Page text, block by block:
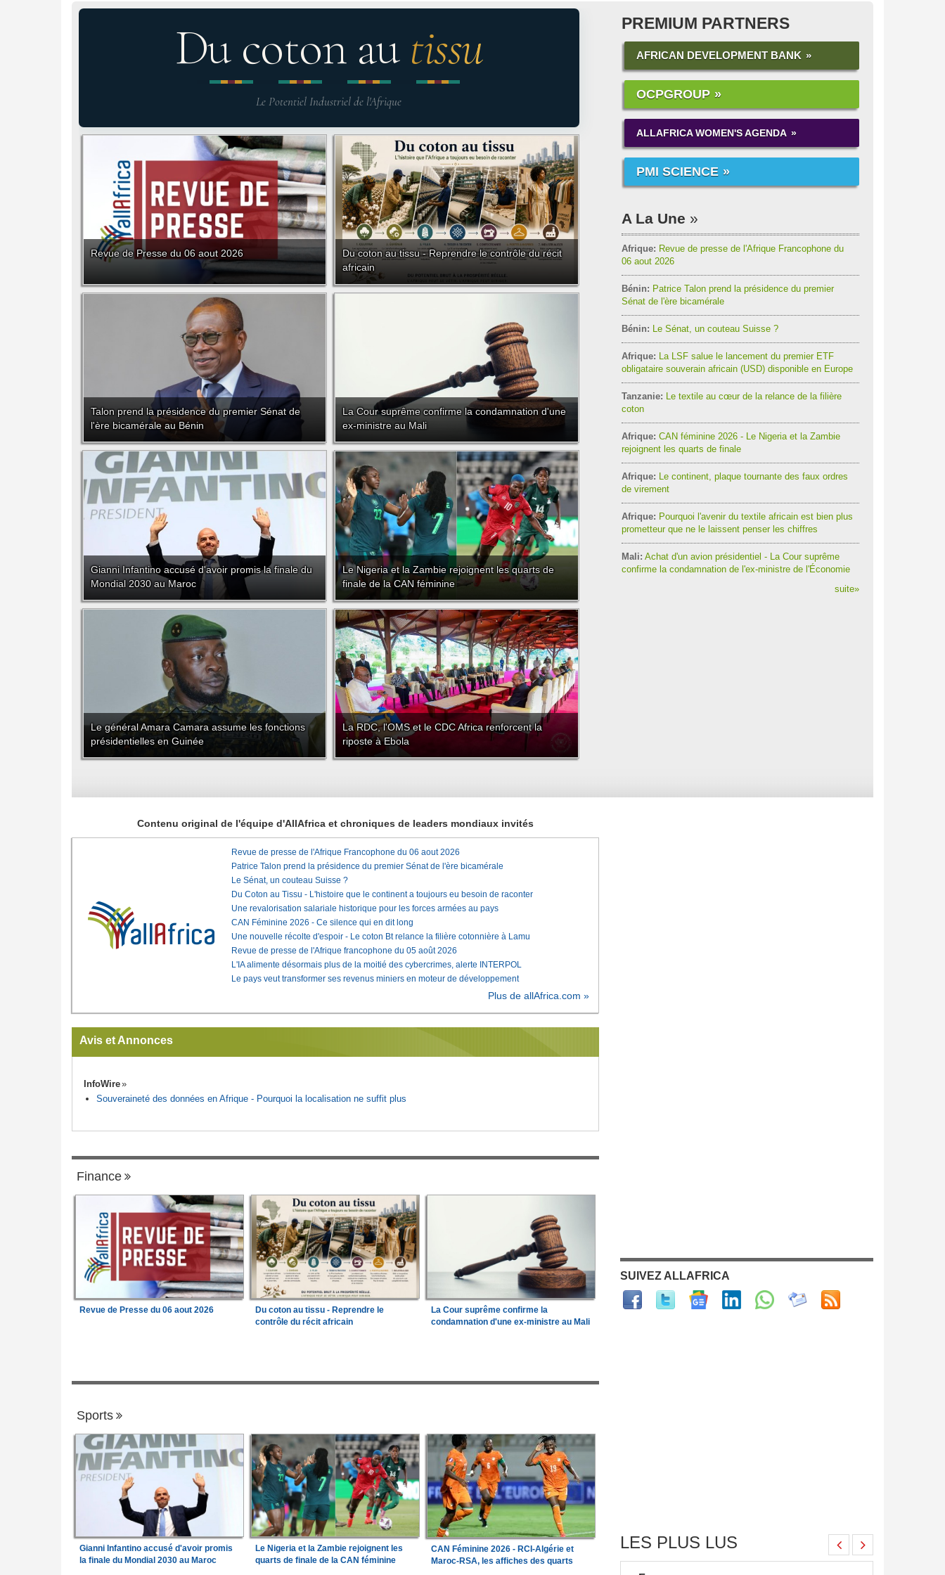
Du coton au tissu
Le Potentiel Industriel de l'Afrique
Revue de Presse du 06 aout 2026
Du coton au tissu - Reprendre le contrôle du récit
africain
Talon prend la présidence du premier Sénat de
l'ère bicamérale au Bénin
La Cour suprême confirme la condamnation d'une
ex-ministre au Mali
Gianni Infantino accusé d'avoir promis la finale du
Mondial 2030 au Maroc
Le Nigeria et la Zambie rejoignent les quarts de
finale de la CAN féminine
Le général Amara Camara assume les fonctions
présidentielles en Guinée
La RDC, l'OMS et le CDC Africa renforcent la
riposte à Ebola
PREMIUM PARTNERS
AFRICAN DEVELOPMENT BANK
OCPGROUP
ALLAFRICA WOMEN'S AGENDA
PMI SCIENCE
A La Une
Afrique: Revue de presse de l'Afrique Francophone du
06 aout 2026
Bénin: Patrice Talon prend la présidence du premier
Sénat de l'ère bicamérale
Bénin: Le Sénat, un couteau Suisse ?
Afrique: La LSF salue le lancement du premier ETF
obligataire souverain africain (USD) disponible en Europe
Tanzanie: Le textile au cœur de la relance de la filière
coton
Afrique: CAN féminine 2026 - Le Nigeria et la Zambie
rejoignent les quarts de finale
Afrique: Le continent, plaque tournante des faux ordres
de virement
Afrique: Pourquoi l'avenir du textile africain est bien plus
prometteur que ne le laissent penser les chiffres
Mali: Achat d'un avion présidentiel - La Cour suprême
confirme la condamnation de l'ex-ministre de l'Économie
suite»
Contenu original de l'équipe d'AllAfrica et chroniques de leaders mondiaux invités
Revue de presse de l'Afrique Francophone du 06 aout 2026
Patrice Talon prend la présidence du premier Sénat de l'ère bicamérale
Le Sénat, un couteau Suisse ?
Du Coton au Tissu - L'histoire que le continent a toujours eu besoin de raconter
Une revalorisation salariale historique pour les forces armées au pays
CAN Féminine 2026 - Ce silence qui en dit long
Une nouvelle récolte d'espoir - Le coton Bt relance la filière cotonnière à Lamu
Revue de presse de l'Afrique francophone du 05 août 2026
L'IA alimente désormais plus de la moitié des cybercrimes, alerte INTERPOL
Le pays veut transformer ses revenus miniers en moteur de développement
Plus de allAfrica.com »
Avis et Annonces
InfoWire
Souveraineté des données en Afrique - Pourquoi la localisation ne suffit plus
Finance
Revue de Presse du 06 aout 2026
Du coton au tissu - Reprendre le
contrôle du récit africain
La Cour suprême confirme la
condamnation d'une ex-ministre au Mali
Sports
Gianni Infantino accusé d'avoir promis
la finale du Mondial 2030 au Maroc
Le Nigeria et la Zambie rejoignent les
quarts de finale de la CAN féminine
CAN Féminine 2026 - RCI-Algérie et
Maroc-RSA, les affiches des quarts
SUIVEZ ALLAFRICA
LES PLUS LUS